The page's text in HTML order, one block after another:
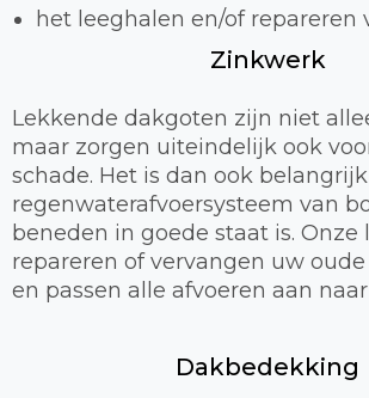
het leeghalen en/of repareren
Zinkwerk
Lekkende dakgoten zijn niet
maar zorgen uiteindelijk ook
schade. Het is dan ook
regenwaterafvoersysteem van
beneden in goede staat is. Onze
repareren of vervangen uw
en passen alle afvoeren aan
Dakbedekking